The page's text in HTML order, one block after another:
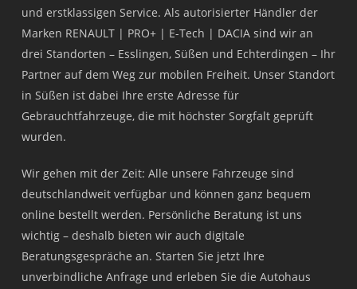
und erstklassigen Service. Als autorisierter Händler der
Marken RENAULT | PRO+ | E-Tech | DACIA sind wir an
drei Standorten – Esslingen, Süßen und Echterdingen – Ihr
Partner auf dem Weg zur mobilen Freiheit. Unser Standort
in Süßen ist dabei Ihre erste Adresse für
Gebrauchtfahrzeuge, die mit höchster Sorgfalt geprüft
wurden.
Wir gehen mit der Zeit: Alle unsere Fahrzeuge sind
deutschlandweit verfügbar und können ganz bequem
online bestellt werden. Persönliche Beratung ist uns
wichtig – deshalb bieten wir auch digitale
Beratungsgespräche an. Starten Sie jetzt Ihre
unverbindliche Anfrage und erleben Sie die Autohaus